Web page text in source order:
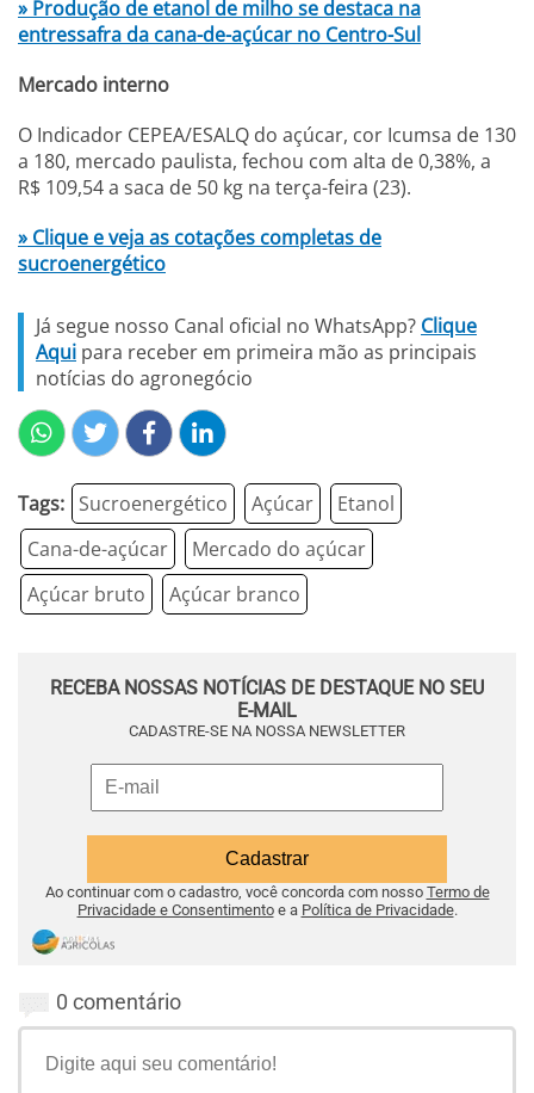
» Produção de etanol de milho se destaca na
entressafra da cana-de-açúcar no Centro-Sul
Mercado interno
O Indicador CEPEA/ESALQ do açúcar, cor Icumsa de 130
a 180, mercado paulista, fechou com alta de 0,38%, a
R$ 109,54 a saca de 50 kg na terça-feira (23).
» Clique e veja as cotações completas de
sucroenergético
Já segue nosso Canal oficial no WhatsApp? Clique
Aqui para receber em primeira mão as principais
notícias do agronegócio
Tags: Sucroenergético Açúcar
Etanol
Cana-de-açúcar
Mercado do açúcar
Açúcar bruto
Açúcar branco
RECEBA NOSSAS NOTÍCIAS DE DESTAQUE NO SEU
E-MAIL
CADASTRE-SE NA NOSSA NEWSLETTER
Ao continuar com o cadastro, você concorda com nosso Termo de
Privacidade e Consentimentoe a Política de Privacidade.
0 comentário